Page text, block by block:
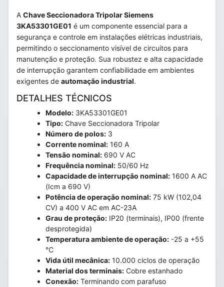
A Chave Seccionadora Tripolar Siemens
3KA53301GE01 é um componente essencial para a
segurança e controle em instalações elétricas industriais,
permitindo o seccionamento visível de circuitos para
manutenção e proteção. Sua robustez e alta capacidade
de interrupção garantem confiabilidade em ambientes
exigentes de automação industrial.
DETALHES TÉCNICOS
Modelo: 3KA53301GE01
Tipo: Chave Seccionadora Tripolar
Número de polos: 3
Corrente nominal: 160 A
Tensão nominal: 690 V AC
Frequência nominal: 50/60 Hz
Capacidade de interrupção nominal: 1600 A AC
(Icm a 690 V)
Potência de operação nominal: 75 kW (102,04
CV) a 400 V AC em AC-23A
Grau de proteção: IP20 (terminais), IP00 (frente
desprotegida)
Temperatura ambiente de operação: -25 a +55
°C
Vida útil mecânica: 10.000 ciclos de operação
Material dos terminais: Cobre estanhado
Conexão: Terminando com parafuso